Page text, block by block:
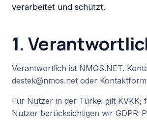
verarbeitet und schützt.
1.
Verantwortlich ist NMOS.NET.
destek@nmos.net oder
Für Nutzer in der Türkei gilt KVKK;
Nutzer berücksichtigen wir GDPR-